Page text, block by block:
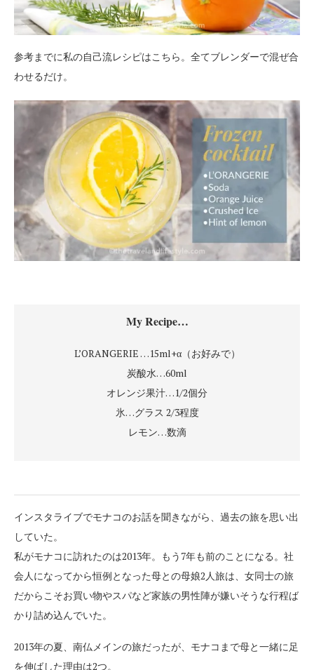
参考までに私の自己流レシピはこちら。全てブレンダーで混ぜ合
わせるだけ。
My Recipe…
L’ORANGERIE …15ml+α（お好みで）
炭酸水…60ml
オレンジ果汁…1/2個分
氷…グラス 2/3程度
レモン…数滴
インスタライブでモナコのお話を聞きながら、過去の旅を思い出
していた。
私がモナコに訪れたのは2013年。もう7年も前のことになる。社
会人になってから恒例となった母との母娘2人旅は、女同士の旅
だからこそお買い物やスパなど家族の男性陣が嫌いそうな行程ば
かり詰め込んでいた。
2013年の夏、南仏メインの旅だったが、モナコまで母と一緒に足
を伸ばした理由は2つ。